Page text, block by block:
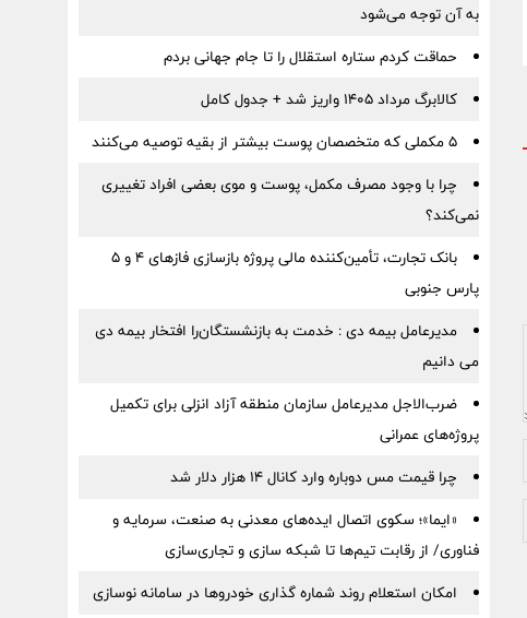
به آن توجه می‌شود
حماقت کردم ستاره استقلال را تا جام جهانی بردم
کالابرگ مرداد ۱۴۰۵ واریز شد + جدول کامل
۵ مکملی که متخصصان پوست بیشتر از بقیه توصیه می‌کنند
چرا با وجود مصرف مکمل، پوست و موی بعضی افراد تغییری
نمی‌کند؟
بانک تجارت، تأمین‌کننده مالی پروژه بازسازی فازهای ۴ و ۵
پارس جنوبی
مدیرعامل بیمه دی : خدمت به بازنشستگان‌را افتخار بیمه دی
می دانیم
ضرب‌الاجل مدیرعامل سازمان منطقه آزاد انزلی برای تكمیل
پروژه‌های عمرانی
چرا قیمت مس دوباره وارد کانال ۱۴ هزار دلار شد
«ایما»؛ سکوی اتصال ایده‌های معدنی به صنعت، سرمایه و
فناوری/ از رقابت تیم‌ها تا شبکه سازی و تجاری‌سازی
امکان استعلام روند شماره گذاری خودروها در سامانه نوسازی